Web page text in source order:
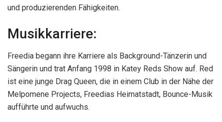
und produzierenden Fähigkeiten.
Musikkarriere:
Freedia begann ihre Karriere als Background-Tänzerin und
Sängerin und trat Anfang 1998 in Katey Reds Show auf. Red
ist eine junge Drag Queen, die in einem Club in der Nähe der
Melpomene Projects, Freedias Heimatstadt, Bounce-Musik
aufführte und aufwuchs.